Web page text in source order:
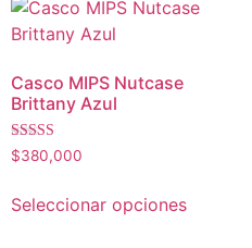
Casco MIPS Nutcase
Brittany Azul
Valorado con
5.00
$380,000
Seleccionar opciones